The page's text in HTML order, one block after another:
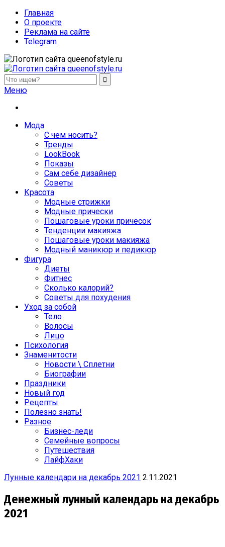
Главная
О проекте
Реклама на сайте
Telegram
queenofstyle.ru
Женский сайт о моде и красоте. Истории преображения и
похудения, отзывы о процедурах и косметике
Меню
Мода
С чем носить?
Тренды
LookBook
Показы
Сам себе дизайнер
Советы
Красота
Модные стрижки
Модные прически
Пошаговые уроки причесок
Тенденции макияжа
Пошаговые уроки макияжа
Модный маникюр и педикюр
Фигура
Диеты
Фитнес
Сколько калорий?
Советы для похудения
Уход за собой
Тело
Волосы
Лицо
Психология
Знаменитости
Новости \ Сплетни
Биографии
Праздники
Новый год
Рецепты
Полезно знать!
Разное
Бизнес-леди
Семейные вопросы
Путешествия
ЛайфХаки
Лунные календари на декабрь 2021 2.11.2021
Денежный лунный календарь на декабрь
2021